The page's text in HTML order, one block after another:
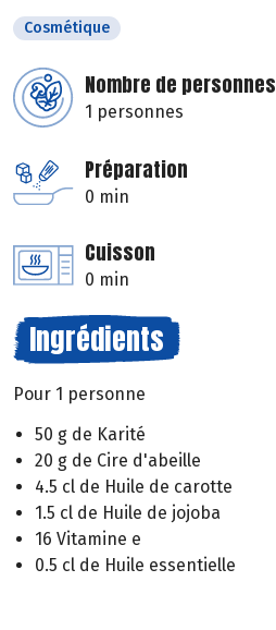
Cosmétique
Nombre de personnes
1 personnes
Préparation
0 min
Cuisson
0 min
Ingrédients
Pour 1 personne
50 g de Karité
20 g de Cire d'abeille
4.5 cl de Huile de carotte
1.5 cl de Huile de jojoba
16 Vitamine e
0.5 cl de Huile essentielle